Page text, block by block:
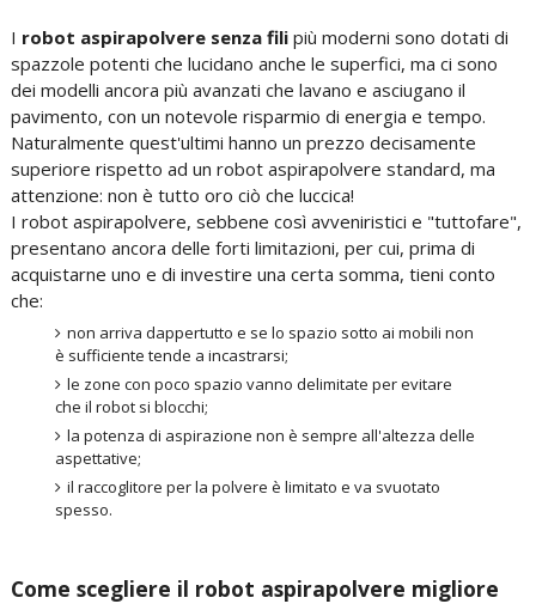
I robot aspirapolvere senza filipiù moderni sono dotati di
spazzole potenti che lucidano anche le superfici, ma ci sono
dei modelli ancora più avanzati che lavano e asciugano il
pavimento, con un notevole risparmio di energia e tempo.
Naturalmente quest'ultimi hanno un prezzo decisamente
superiore rispetto ad un robot aspirapolvere standard, ma
attenzione: non è tutto oro ciò che luccica!
I robot aspirapolvere, sebbene così avveniristici e "tuttofare",
presentano ancora delle forti limitazioni, per cui, prima di
acquistarne uno e di investire una certa somma, tieni conto
che:
non arriva dappertutto e se lo spazio sotto ai mobili non
è sufficiente tende a incastrarsi;
le zone con poco spazio vanno delimitate per evitare
che il robot si blocchi;
la potenza di aspirazione non è sempre all'altezza delle
aspettative;
il raccoglitore per la polvere è limitato e va svuotato
spesso.
Come scegliere il robot aspirapolvere migliore